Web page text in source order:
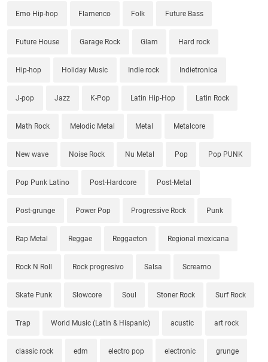
Emo Hip-hop Flamenco Folk Future Bass
Future House Garage Rock Glam Hard rock
Hip-hop Holiday Music Indie rock Indietronica
J-pop Jazz K-Pop Latin Hip-Hop Latin Rock
Math Rock Melodic Metal Metal Metalcore
New wave Noise Rock Nu Metal Pop Pop PUNK
Pop Punk Latino Post-Hardcore Post-Metal
Post-grunge Power Pop Progressive Rock Punk
Rap Metal Reggae Reggaeton Regional mexicana
Rock N Roll Rock progresivo Salsa Screamo
Skate Punk Slowcore Soul Stoner Rock Surf Rock
Trap World Music (Latin & Hispanic) acustic art rock
classic rock edm electro pop electronic grunge